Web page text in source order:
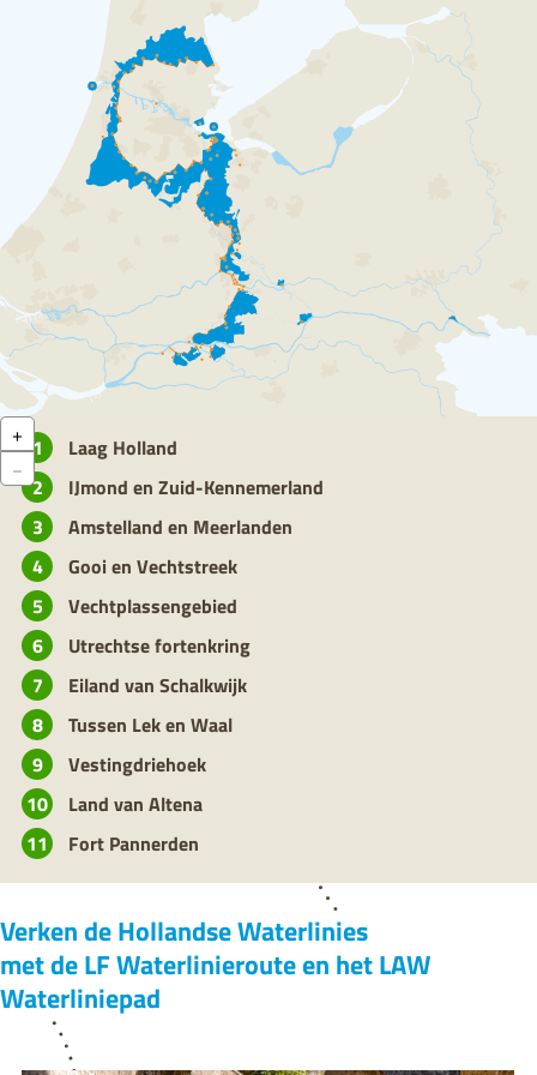
Z
o
m
+
Z
o−
Laag Holland
IJmond en Zuid-Kennemerland
Amstelland en Meerlanden
Gooi en Vechtstreek
Vechtplassengebied
Utrechtse fortenkring
Eiland van Schalkwijk
Tussen Lek en Waal
Vestingdriehoek
Land van Altena
Fort Pannerden
Verken de Hollandse Waterlinies
met de LF Waterlinieroute en het LAW
Waterliniepad